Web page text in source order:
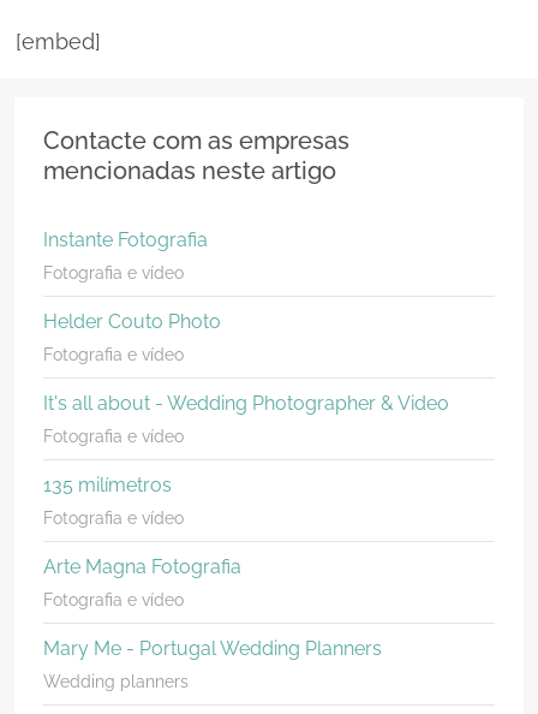
[embed]
Contacte com as empresas
mencionadas neste artigo
Instante Fotografia
Fotografia e vídeo
Helder Couto Photo
Fotografia e vídeo
It's all about - Wedding Photographer & Video
Fotografia e vídeo
135 milímetros
Fotografia e vídeo
Arte Magna Fotografia
Fotografia e vídeo
Mary Me - Portugal Wedding Planners
Wedding planners